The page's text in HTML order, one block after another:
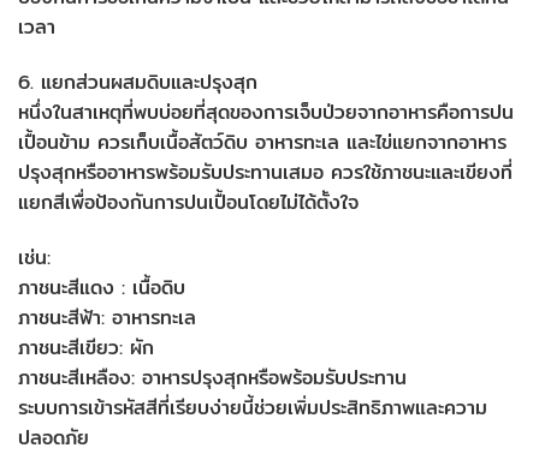
เวลา
6. แยกส่วนผสมดิบและปรุงสุก
หนึ่งในสาเหตุที่พบบ่อยที่สุดของการเจ็บป่วยจากอาหารคือการปน
เปื้อนข้าม ควรเก็บเนื้อสัตว์ดิบ อาหารทะเล และไข่แยกจากอาหาร
ปรุงสุกหรืออาหารพร้อมรับประทานเสมอ ควรใช้ภาชนะและเขียงที่
แยกสีเพื่อป้องกันการปนเปื้อนโดยไม่ได้ตั้งใจ
เช่น:
ภาชนะสีแดง : เนื้อดิบ
ภาชนะสีฟ้า: อาหารทะเล
ภาชนะสีเขียว: ผัก
ภาชนะสีเหลือง: อาหารปรุงสุกหรือพร้อมรับประทาน
ระบบการเข้ารหัสสีที่เรียบง่ายนี้ช่วยเพิ่มประสิทธิภาพและความ
ปลอดภัย